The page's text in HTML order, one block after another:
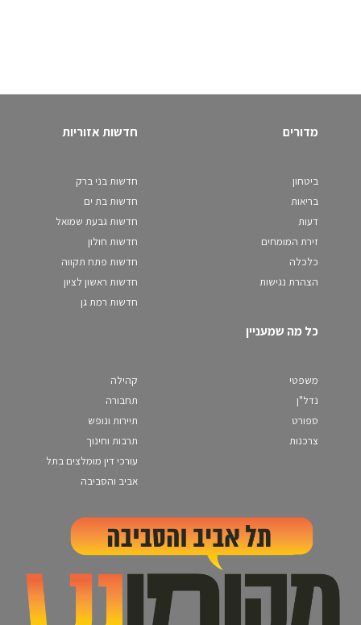
מדורים
ביטחון
בריאות
דעות
זירת המומחים
כלכלה
הצהרת נגישות
חדשות אזוריות
חדשות בני ברק
חדשות בת ים
חדשות גבעת שמואל
חדשות חולון
חדשות פתח תקווה
חדשות ראשון לציון
חדשות רמת גן
כל מה שמעניין
משפטי
נדל"ן
ספורט
צרכנות
קהילה
תחבורה
תיירות ונופש
תרבות וחינוך
עורכי דין מומלצים בתל
אביב והסביבה